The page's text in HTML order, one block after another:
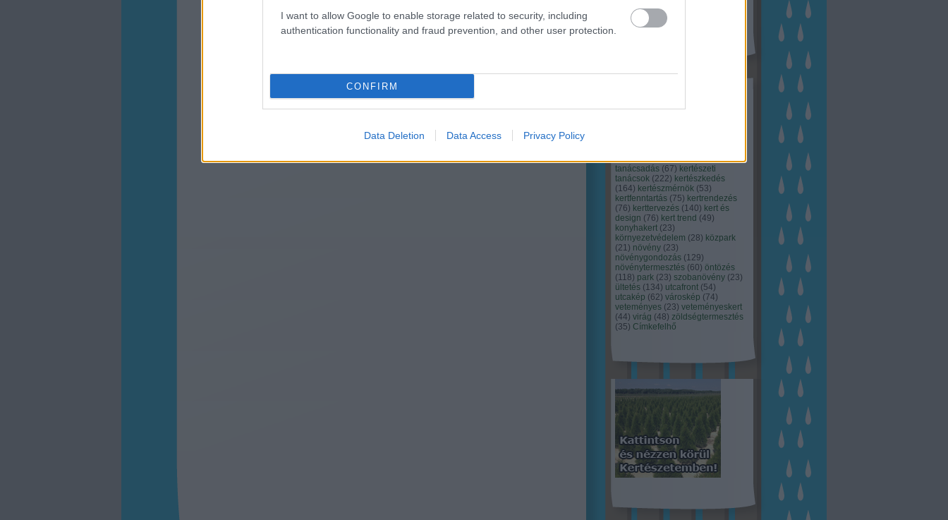
I want to allow Google to enable storage related to security, including
authentication functionality and fraud prevention, and other user protection.
CONFIRM
Data Deletion Data Access Privacy Policy
Budapest (45) dísznövény
(126) kertészet (118) kertészeti
tanácsadás (67) kertészeti
tanácsok (222) kertészkedés
(164) kertészmérnök (53)
kertfenntartás (75) kertrendezés
(76) kerttervezés (140) kert és
design (76) kert trend (49)
konyhakert (23)
környezetvédelem (28) közpark
(21) növény (23)
növénygondozás (129)
növénytermesztés (60) öntözés
(118) park (23) szobanövény (23)
ültetés (134) utcafront (54)
utcakép (62) városkép (74)
veteményes (23) veteményeskert
(44) virág (48) zöldségtermesztés
(35) Címkefelhő